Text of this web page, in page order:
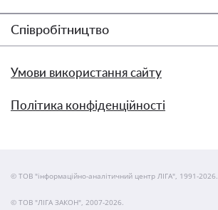
Співробітництво
Умови використання сайту
Політика конфіденційності
© ТОВ "інформаційно-аналітичний центр ЛІГА", 1991-2026.
© ТОВ "ЛІГА ЗАКОН", 2007-2026.